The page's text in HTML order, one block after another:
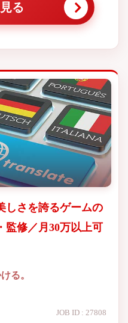
る
しさを誇るゲームの
監修／月30万以上可
る。
JOB ID : 27808